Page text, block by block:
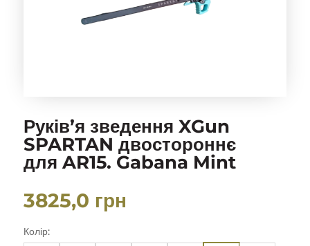
Руків’я зведення XGun
SPARTAN двостороннє
для AR15. Gabana Mint
3825,0 грн
Колір: